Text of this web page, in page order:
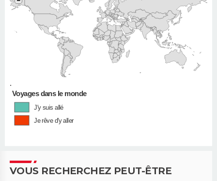
•
Voyages dans le monde
J'y suis allé
Je rêve d'y aller
VOUS RECHERCHEZ PEUT-ÊTRE